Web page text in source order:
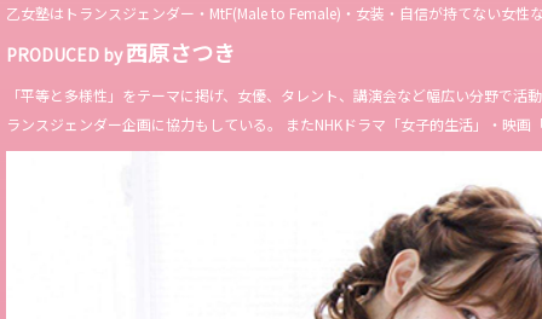
乙女塾はトランスジェンダー・MtF(Male to Female)・女装・自信が持てない女
PRODUCED by西原さつき
「平等と多様性」をテーマに掲げ、女優、タレント、講演会など幅広い分野で
ランスジェンダー企画に協力もしている。 またNHKドラマ「女子的生活」・映